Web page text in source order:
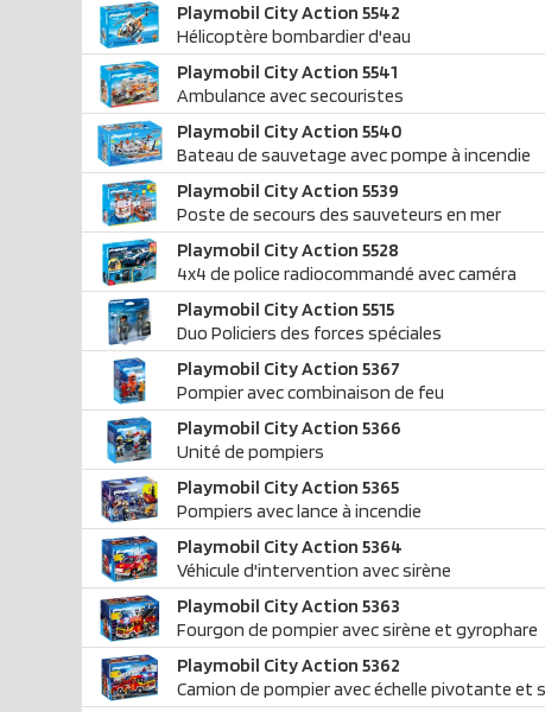
Playmobil City Action 5542
Hélicoptère bombardier d'eau
Playmobil City Action 5541
Ambulance avec secouristes
Playmobil City Action 5540
Bateau de sauvetage avec pompe à incendie
Playmobil City Action 5539
Poste de secours des sauveteurs en mer
Playmobil City Action 5528
4x4 de police radiocommandé avec caméra
Playmobil City Action 5515
Duo Policiers des forces spéciales
Playmobil City Action 5367
Pompier avec combinaison de feu
Playmobil City Action 5366
Unité de pompiers
Playmobil City Action 5365
Pompiers avec lance à incendie
Playmobil City Action 5364
Véhicule d'intervention avec sirène
Playmobil City Action 5363
Fourgon de pompier avec sirène et gyrophare
Playmobil City Action 5362
Camion de pompier avec échelle pivotante et